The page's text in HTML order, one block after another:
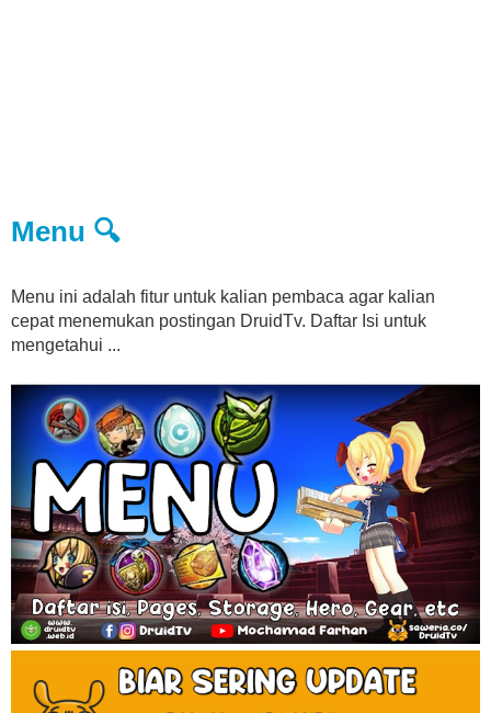
Menu 🔍
Menu ini adalah fitur untuk kalian pembaca agar kalian
cepat menemukan postingan DruidTv. Daftar Isi untuk
mengetahui ...